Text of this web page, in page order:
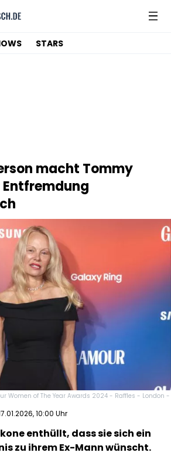
STARS
macht Tommy
Entfremdung
Women of The Year Awards 2024 - Raffles - London -
10:00 Uhr
enthüllt, dass sie sich ein
zu ihrem Ex-Mann wünscht.